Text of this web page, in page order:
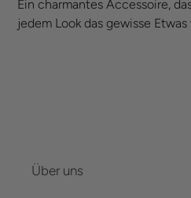
Ein charmantes Accessoire,
jedem Look das gewisse
Über uns